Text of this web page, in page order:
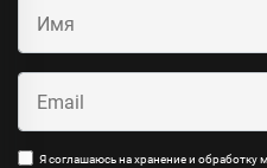
Я соглашаюсь на хранение и